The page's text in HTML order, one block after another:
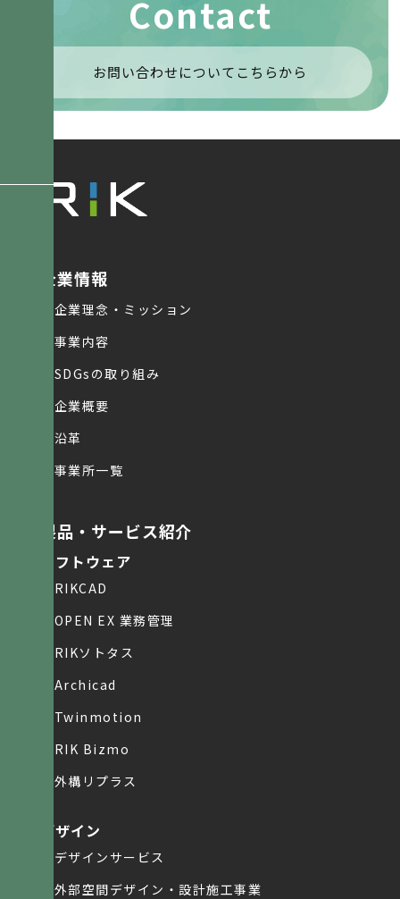
Contact
お問い合わせについてこちらから
企業情報
企業理念・ミッション
事業内容
SDGsの取り組み
企業概要
沿革
事業所一覧
製品・サービス紹介
ソフトウェア
RIKCAD
OPEN EX 業務管理
RIKソトタス
Archicad
Twinmotion
RIK Bizmo
外構リプラス
デザイン
デザインサービス
外部空間デザイン・設計施工事業